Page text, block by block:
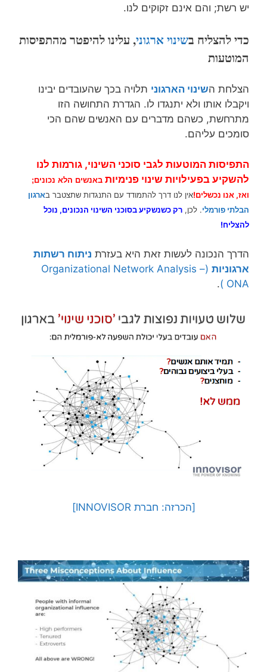
יש רשת; והם אינם זקוקים לנו.
כדי להצליח בשינוי ארגוני, עלינו להיפטר מהתפיסות
המוטעות
הצלחת השינוי הארגוני תלויה בכך שהעובדים יבינו
ויקבלו אותו ולא יתנגדו לו. הגדרת התחושה הזו
מתרחשת, כשהם מדברים עם האנשים שהם הכי
סומכים עליהם.
התפיסות המוטעות לגבי סוכני השינוי, גורמות לנו
להשקיע בפעילויות שינוי פנימיות באנשים הלא נכונים;
ואז, אנו נכשלים!אין לנו דרך להתמודד עם התנגדות שתצטבר בארגון
הבלתי פורמלי. לכן, רק כשנשקיע בסוכני השינוי הנכונים, נוכל
להצליח!
הדרך הנכונה לעשות זאת היא בעזרת ניתוח רשתות
ארגוניות (Organizational Network Analysis –
ONA)
.
[הכרזה: חברת INNOVISOR]